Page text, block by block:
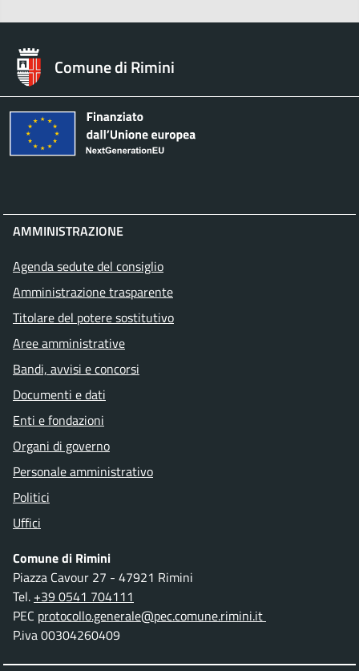
Comune di Rimini
AMMINISTRAZIONE
Agenda sedute del consiglio
Amministrazione trasparente
Titolare del potere sostitutivo
Aree amministrative
Bandi, avvisi e concorsi
Documenti e dati
Enti e fondazioni
Organi di governo
Personale amministrativo
Politici
Uffici
Comune di Rimini
Piazza Cavour 27 - 47921 Rimini
Tel. +39 0541 704111
PEC protocollo.generale@pec.comune.rimini.it
P.iva 00304260409